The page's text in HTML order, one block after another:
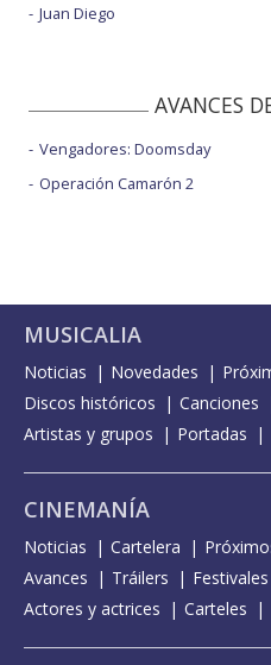
Juan Diego
AVANCES
Vengadores: Doomsday
Operación Camarón 2
MUSICALIA
Noticias Novedades
Discos históricos
Canciones
Artistas y grupos
Portadas
CINEMANÍA
Noticias Cartelera
Avances
Tráilers
Actores y actrices
Carteles